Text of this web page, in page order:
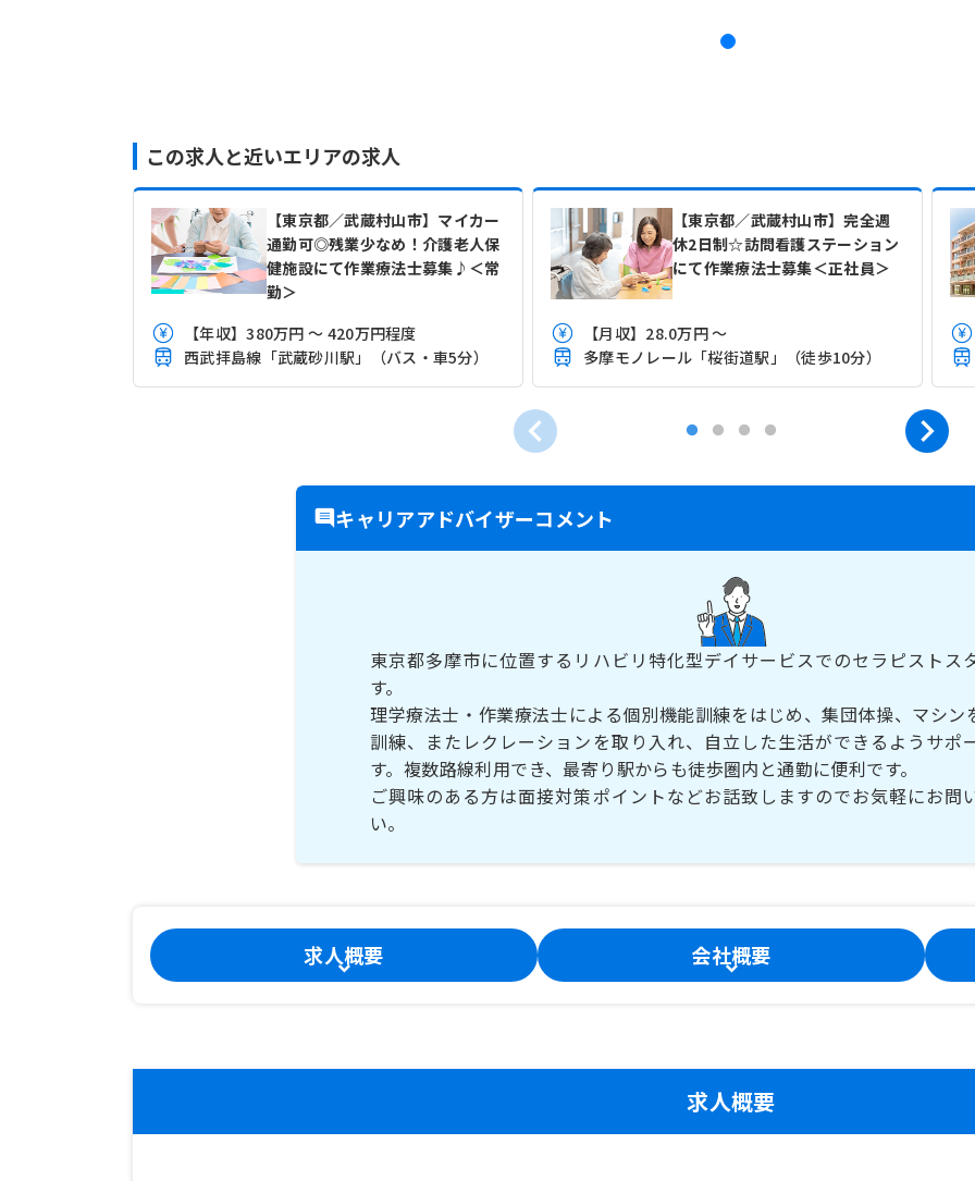
この求人と近いエリアの求人
【東京都／武蔵村山市】マイカー
通勤可◎残業少なめ！介護老人保
健施設にて作業療法士募集♪＜常
勤＞
【年収】380万円 ～ 420万円程度
西武拝島線「武蔵砂川駅」（バス・車5分）
【東京都／武蔵村山市】完全週
休2日制☆訪問看護ステーション
にて作業療法士募集＜正社員＞
【月収】28.0万円 ～
多摩モノレール「桜街道駅」（徒歩10分）
キャリアアドバイザーコメント
東京都多摩市に位置するリハビリ特化型デイサービスでのセラピストス
す。
理学療法士・作業療法士による個別機能訓練をはじめ、集団体操、マシン
訓練、またレクレーションを取り入れ、自立した生活ができるようサポ
す。複数路線利用でき、最寄り駅からも徒歩圏内と通勤に便利です。
ご興味のある方は面接対策ポイントなどお話致しますのでお気軽にお問
い。
求人概要 会社概要
求人概要